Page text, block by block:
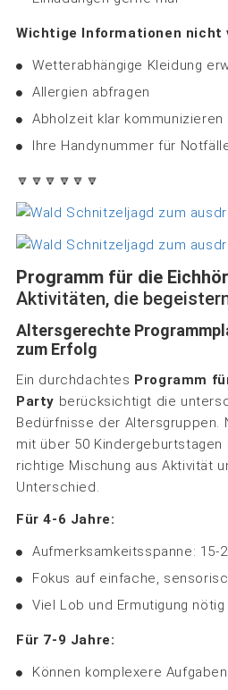
Wichtige Informationen nicht
Wetterabhängige Kleidung
Allergien abfragen
Abholzeit klar kommunizieren
Ihre Handynummer für
🔽🔽🔽🔽🔽🔽
Programm für die
Aktivitäten, die
Altersgerechte
zum Erfolg
Ein durchdachtes Programm
Party berücksichtigt die
Bedürfnisse der Altersgruppen.
mit über 50 Kindergeburtstagen
richtige Mischung aus Aktivität
Unterschied.
Für 4-6 Jahre:
Aufmerksamkeitsspanne: 15-
Fokus auf einfache,
Viel Lob und Ermutigung nötig
Für 7-9 Jahre:
Können komplexere